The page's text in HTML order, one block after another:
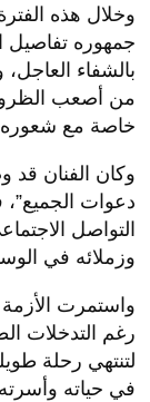
وخلال هذه
جمهوره تفاصيل
بالشفاء
من أصعب
خاصة مع شعوره
وكان الفنان قد
دعوات
التواصل
وزملائه في
واستمرت
رغم التدخلات
لتنتهي رحلة
في حياته